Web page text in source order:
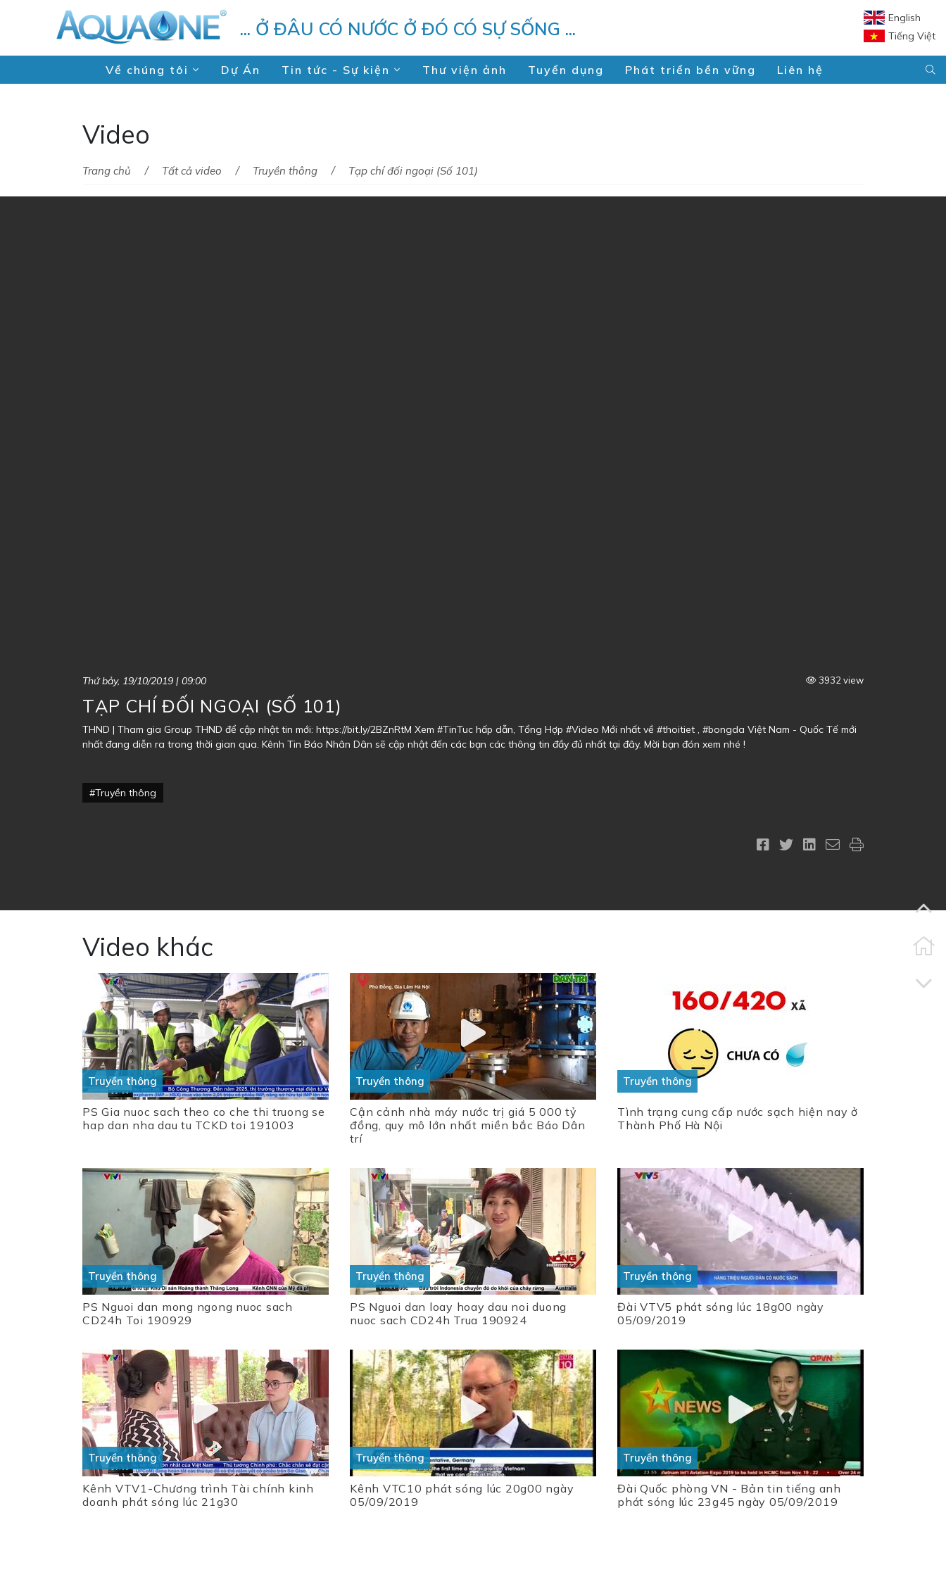
... Ở ĐÂU CÓ NƯỚC Ở ĐÓ CÓ SỰ SỐNG ...
English
Tiếng Việt
Về chúng tôi Dự Án Tin tức - Sự kiện Thư viện ảnh Tuyển dụng Phát triển bền vững Liên hệ
Video
Trang chủ Tất cả video Truyền thông Tạp chí đối ngoại (Số 101)
Thứ bảy, 19/10/2019 | 09:00 3932 view
TẠP CHÍ ĐỐI NGOẠI (SỐ 101)
THND | Tham gia Group THND để cập nhật tin mới: https://bit.ly/2BZnRtM Xem #TinTuc hấp dẫn, Tổng Hợp #Video Mới nhất về #thoitiet , #bongda Việt Nam - Quốc Tế mới
nhất đang diễn ra trong thời gian qua. Kênh Tin Báo Nhân Dân sẽ cập nhật đến các bạn các thông tin đầy đủ nhất tại đây. Mời bạn đón xem nhé !
#Truyền thông
Video khác
Truyền thông
PS Gia nuoc sach theo co che thi truong se
hap dan nha dau tu TCKD toi 191003
Truyền thông
Cận cảnh nhà máy nước trị giá 5 000 tỷ
đồng, quy mô lớn nhất miền bắc Báo Dân
trí
Truyền thông
Tình trạng cung cấp nước sạch hiện nay ở
Thành Phố Hà Nội
Truyền thông
PS Nguoi dan mong ngong nuoc sach
CD24h Toi 190929
Truyền thông
PS Nguoi dan loay hoay dau noi duong
nuoc sach CD24h Trua 190924
Truyền thông
Đài VTV5 phát sóng lúc 18g00 ngày
05/09/2019
Truyền thông
Kênh VTV1-Chương trình Tài chính kinh
doanh phát sóng lúc 21g30
Truyền thông
Kênh VTC10 phát sóng lúc 20g00 ngày
05/09/2019
Truyền thông
Đài Quốc phòng VN - Bản tin tiếng anh
phát sóng lúc 23g45 ngày 05/09/2019